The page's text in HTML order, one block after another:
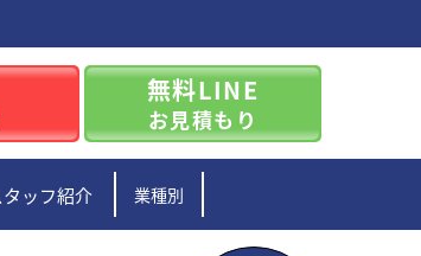
無料LINE
お見積もり
タッフ紹介 業種別